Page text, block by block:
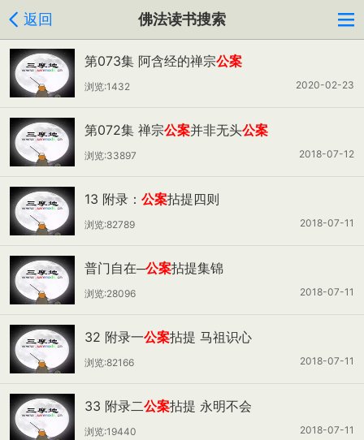
返回 佛法读书搜索
第073集 阿含经的禅宗公案
2020-02-23
浏览:1432
第072集 禅宗公案并非无头公案
2018-07-12
浏览:33897
13 附录： 公案拈提四则
2018-07-11
浏览:82789
普门自在─公案拈提集锦
2018-07-11
浏览:28096
32 附录一公案拈提 马祖识心
2018-07-11
浏览:82166
33 附录二公案拈提 永明不会
2018-07-11
浏览:19440